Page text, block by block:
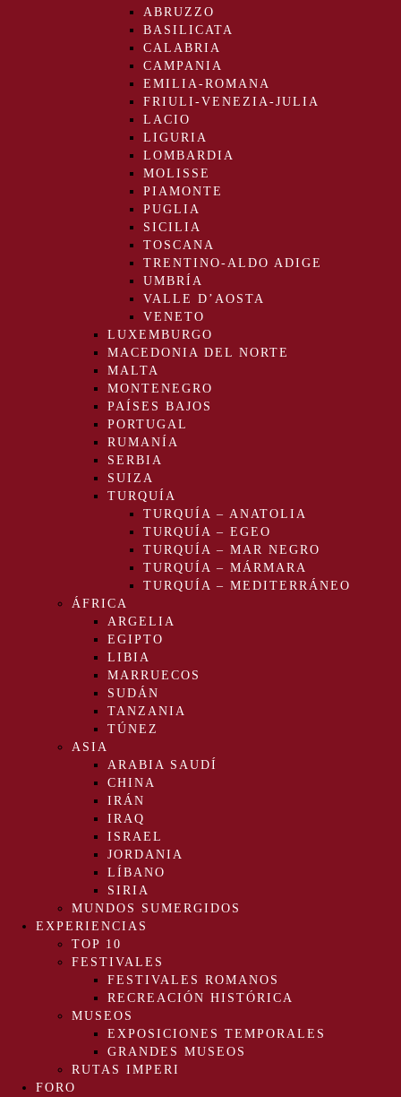
ABRUZZO
BASILICATA
CALABRIA
CAMPANIA
EMILIA-ROMANA
FRIULI-VENEZIA-JULIA
LACIO
LIGURIA
LOMBARDIA
MOLISSE
PIAMONTE
PUGLIA
SICILIA
TOSCANA
TRENTINO-ALDO ADIGE
UMBRÍA
VALLE D’AOSTA
VENETO
LUXEMBURGO
MACEDONIA DEL NORTE
MALTA
MONTENEGRO
PAÍSES BAJOS
PORTUGAL
RUMANÍA
SERBIA
SUIZA
TURQUÍA
TURQUÍA – ANATOLIA
TURQUÍA – EGEO
TURQUÍA – MAR NEGRO
TURQUÍA – MÁRMARA
TURQUÍA – MEDITERRÁNEO
ÁFRICA
ARGELIA
EGIPTO
LIBIA
MARRUECOS
SUDÁN
TANZANIA
TÚNEZ
ASIA
ARABIA SAUDÍ
CHINA
IRÁN
IRAQ
ISRAEL
JORDANIA
LÍBANO
SIRIA
MUNDOS SUMERGIDOS
EXPERIENCIAS
TOP 10
FESTIVALES
FESTIVALES ROMANOS
RECREACIÓN HISTÓRICA
MUSEOS
EXPOSICIONES TEMPORALES
GRANDES MUSEOS
RUTAS IMPERI
FORO